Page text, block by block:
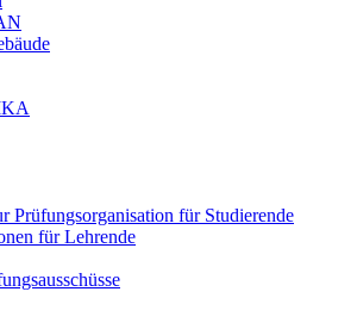
Prüfungsorganisation für Studierende
für Lehrende